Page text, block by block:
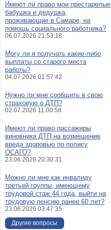
Имеют ли право мои престарелые
бабушка и дедушка,
проживающие в Самаре, на
помощь социального работника?
06.07.2026 21:53:18
Могу ли я получать какие-либо
выплаты со старого места
работы?
04.07.2026 01:57:42
Нужно ли мне сообщить в свою
страховую о ДТП?
02.07.2026 11:00:58
Имеют ли право пассажиры
виновника ДТП на возмещение
вреда здоровью по полису
ОСАГО?
23.06.2026 20:30:31
Можно ли мне как инвалиду
третьей группы, имеющему
трудовой стаж 44 года, выйти на
трудовую пенсию ранее 60 лет?
23.06.2026 03:47:35
Другие вопросы